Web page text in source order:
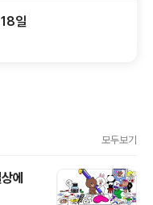
일
모두보기
에